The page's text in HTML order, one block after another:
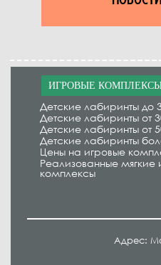
ИГРОВЫЕ
Детские лабиринты до
Детские лабиринты от
Детские лабиринты от
Детские лабиринты
Цены на игровые
Реализованные мягкие
комплексы
Адрес: